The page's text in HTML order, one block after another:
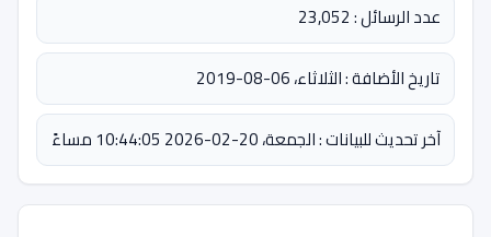
عدد الرسائل : 23,052
تاريخ الأضافة : الثلاثاء، 06-08-2019
آخر تحديث للبيانات : الجمعة، 20-02-2026 10:44:05 مساءً